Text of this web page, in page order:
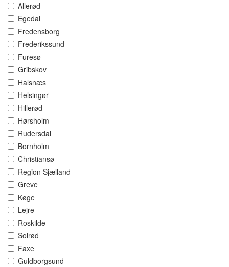
Allerød
Egedal
Fredensborg
Frederikssund
Furesø
Gribskov
Halsnæs
Helsingør
Hillerød
Hørsholm
Rudersdal
Bornholm
Christiansø
Region Sjælland
Greve
Køge
Lejre
Roskilde
Solrød
Faxe
Guldborgsund